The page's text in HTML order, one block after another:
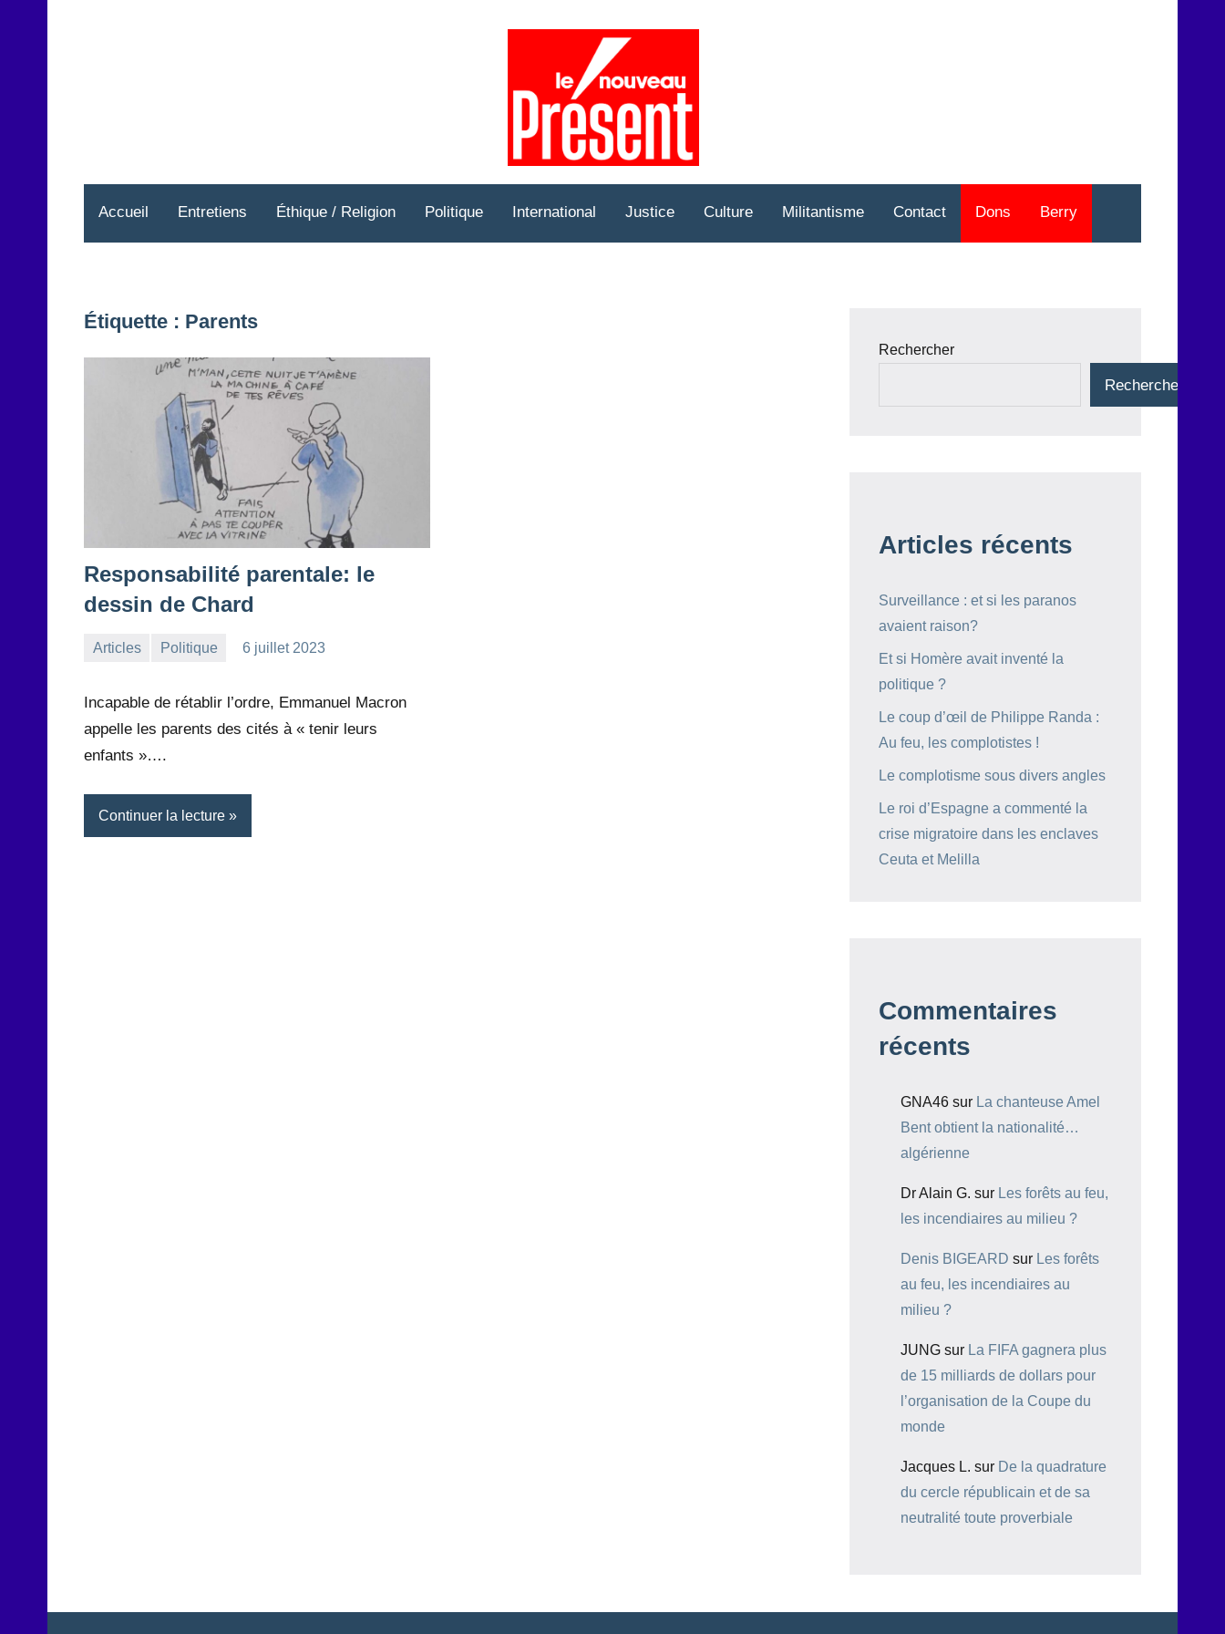
Accueil Entretiens Éthique / Religion Politique International Justice Culture Militantisme Contact Dons Berry
Étiquette : Parents
Responsabilité parentale: le
dessin de Chard
Articles Politique
6 juillet 2023
Incapable de rétablir l’ordre, Emmanuel Macron
appelle les parents des cités à « tenir leurs
enfants »….
Continuer la lecture
Rechercher
Rechercher
Articles récents
Surveillance : et si les paranos
avaient raison?
Et si Homère avait inventé la
politique ?
Le coup d’œil de Philippe Randa :
Au feu, les complotistes !
Le complotisme sous divers angles
Le roi d’Espagne a commenté la
crise migratoire dans les enclaves
Ceuta et Melilla
Commentaires
récents
GNA46 sur La chanteuse Amel
Bent obtient la nationalité…
algérienne
Dr Alain G. sur Les forêts au feu,
les incendiaires au milieu ?
Denis BIGEARD sur Les forêts
au feu, les incendiaires au
milieu ?
JUNG sur La FIFA gagnera plus
de 15 milliards de dollars pour
l’organisation de la Coupe du
monde
Jacques L. sur De la quadrature
du cercle républicain et de sa
neutralité toute proverbiale